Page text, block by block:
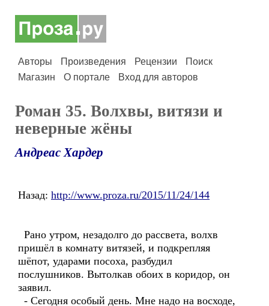
Авторы Произведения Рецензии
Поиск
Магазин
О портале Вход для авторов
Роман 35. Волхвы, витязи и
неверные жёны
Андреас Хардер
Назад: http://www.proza.ru/2015/11/24/144
Рано утром, незадолго до рассвета, волхв
пришёл в комнату витязей, и подкрепляя
шёпот, ударами посоха, разбудил
послушников. Вытолкав обоих в коридор, он
заявил.
- Сегодня особый день. Мне надо на восходе,